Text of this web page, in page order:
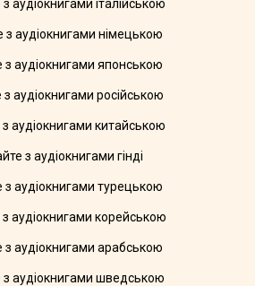
аудіокнигами італійською
з аудіокнигами німецькою
з аудіокнигами японською
з аудіокнигами російською
аудіокнигами китайською
з аудіокнигами гінді
з аудіокнигами турецькою
аудіокнигами корейською
з аудіокнигами арабською
з аудіокнигами шведською